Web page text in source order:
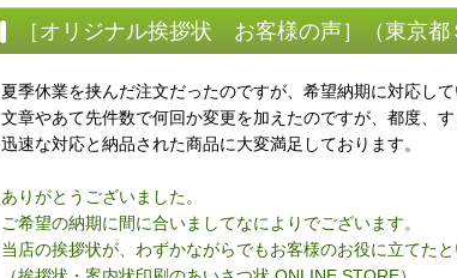
［オリジナル挨拶状 お客様の声］（東京都
夏季休業を挟んだ注文だったのですが、希望納期に対応し
文章やあて先件数で何回か変更を加えたのですが、都度、
迅速な対応と納品された商品に大変満足しております。
ありがとうございました。
ご希望の納期に間に合いましてなによりでございます。
当店の挨拶状が、わずかながらでもお客様のお役に立てた